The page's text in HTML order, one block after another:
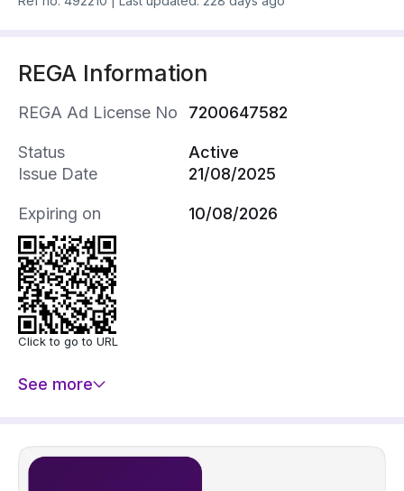
REGA Information
REGA Ad License No 7200647582
Status
Active
Issue Date
21/08/2025
Expiring on 10/08/2026
Click to go to URL
See more